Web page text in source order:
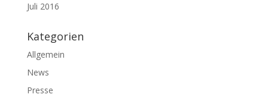
Juli 2016
Kategorien
Allgemein
News
Presse